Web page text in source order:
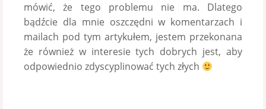
mówić, że tego problemu nie ma. Dlatego
bądźcie dla mnie oszczędni w komentarzach i
mailach pod tym artykułem, jestem przekonana
że również w interesie tych dobrych jest, aby
odpowiednio zdyscyplinować tych złych